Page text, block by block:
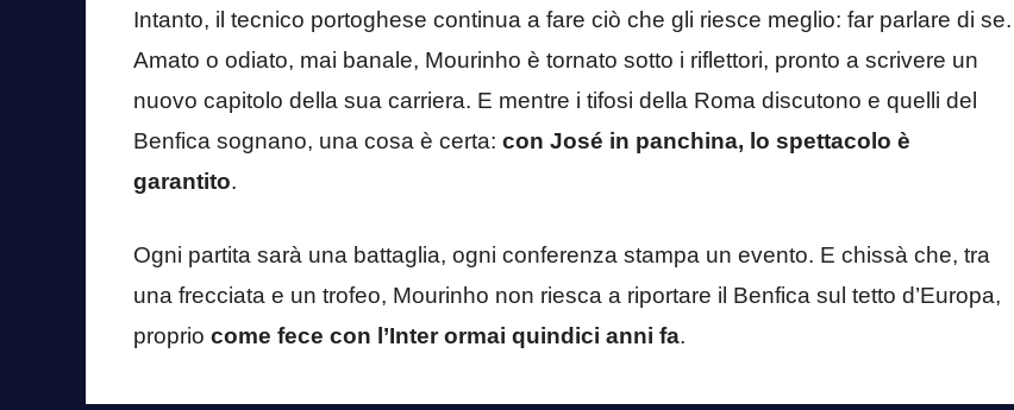
Intanto, il tecnico portoghese continua a fare ciò che gli riesce meglio: far parlare di se.
Amato o odiato, mai banale, Mourinho è tornato sotto i riflettori, pronto a scrivere un
nuovo capitolo della sua carriera. E mentre i tifosi della Roma discutono e quelli del
Benfica sognano, una cosa è certa: con José in panchina, lo spettacolo è
garantito.
Ogni partita sarà una battaglia, ogni conferenza stampa un evento. E chissà che, tra
una frecciata e un trofeo, Mourinho non riesca a riportare il Benfica sul tetto d’Europa,
proprio come fece con l’Inter ormai quindici anni fa.